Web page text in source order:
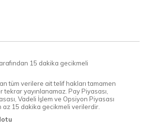
15 dakika gecikmeli
tüm verilere ait telif hakları tamamen
tekrar yayınlanamaz. Pay Piyasası,
Vadeli İşlem ve Opsiyon Piyasası
az 15 dakika gecikmeli verilerdir.